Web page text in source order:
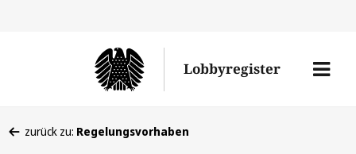
Lobbyregister
Menü
befinden
zurück zu: Regelungsvorhaben